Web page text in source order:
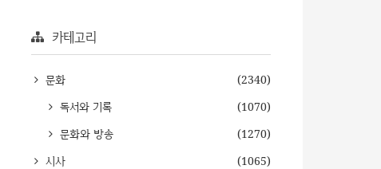
카테고리
문화
(2340)
독서와 기록
(1070)
문화와 방송
(1270)
시사
(1065)